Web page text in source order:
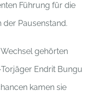
Führung für die
der Pausenstand.
gehörten
Endrit Bungu
kamen sie